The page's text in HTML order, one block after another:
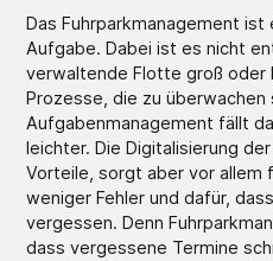
Das Fuhrparkmanagement
Aufgabe. Dabei ist es nicht
verwaltende Flotte groß oder
Prozesse, die zu überwachen
Aufgabenmanagement fällt
leichter. Die Digitalisierung
Vorteile, sorgt aber vor allem
weniger Fehler und dafür,
vergessen. Denn
dass vergessene Termine